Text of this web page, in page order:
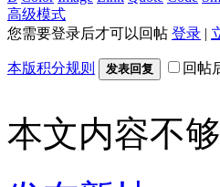
高级模式
您需要登录后才可以回帖 登录 |
本版积分规则 发表回复 回帖
本文内容不